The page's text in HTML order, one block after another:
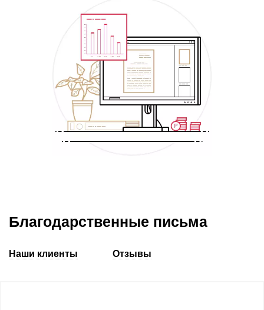
Благодарственные письма
Наши клиенты Отзывы